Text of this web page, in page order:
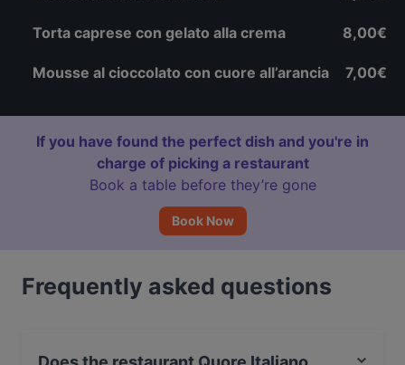
Torta caprese con gelato alla crema 8,00€
Mousse al cioccolato con cuore all’arancia 7,00€
If you have found the perfect dish and you're in
charge of picking a restaurant
Book a table before they’re gone
Book Now
Frequently asked questions